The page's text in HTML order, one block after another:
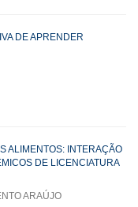
DE APRENDER
ALIMENTOS: INTERAÇÃO
DE LICENCIATURA
ARAÚJO